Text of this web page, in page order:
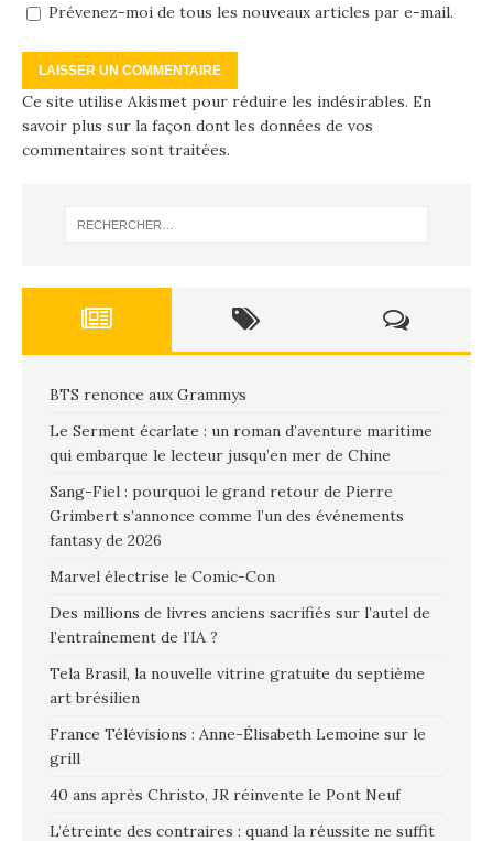
Prévenez-moi de tous les nouveaux articles par e-mail.
Ce site utilise Akismet pour réduire les indésirables. En
savoir plus sur la façon dont les données de vos
commentaires sont traitées.
BTS renonce aux Grammys
Le Serment écarlate : un roman d’aventure maritime
qui embarque le lecteur jusqu’en mer de Chine
Sang-Fiel : pourquoi le grand retour de Pierre
Grimbert s’annonce comme l’un des événements
fantasy de 2026
Marvel électrise le Comic-Con
Des millions de livres anciens sacrifiés sur l’autel de
l’entraînement de l’IA ?
Tela Brasil, la nouvelle vitrine gratuite du septième
art brésilien
France Télévisions : Anne-Élisabeth Lemoine sur le
grill
40 ans après Christo, JR réinvente le Pont Neuf
L’étreinte des contraires : quand la réussite ne suffit